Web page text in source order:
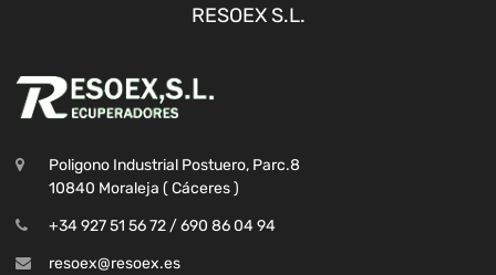
RESOEX S.L.
Poligono Industrial Postuero, Parc.8
10840 Moraleja ( Cáceres )
+34 927 51 56 72 / 690 86 04 94
resoex@resoex.es